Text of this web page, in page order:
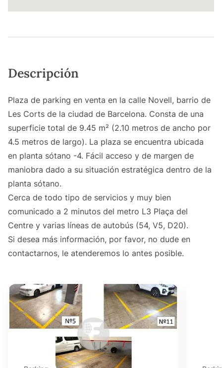
Descripción
Plaza de parking en venta en la calle Novell, barrio de
Les Corts de la ciudad de Barcelona. Consta de una
superficie total de 9.45 m² (2.10 metros de ancho por
4.5 metros de largo). La plaza se encuentra ubicada
en planta sótano -4. Fácil acceso y de margen de
maniobra dado a su situación estratégica dentro de la
planta sótano.
Cerca de todo tipo de servicios y muy bien
comunicado a 2 minutos del metro L3 Plaça del
Centre y varias líneas de autobús (54, V5, D20).
Si desea más información, por favor, no dude en
contactarnos, le atenderemos lo antes posible.